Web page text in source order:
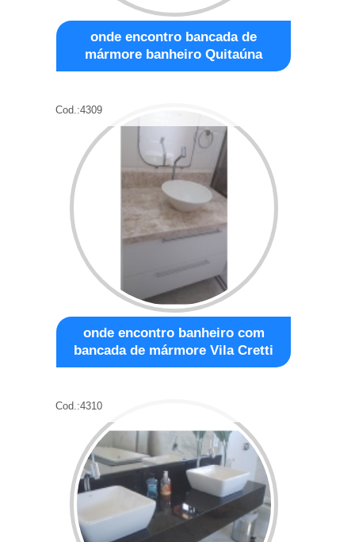
onde encontro bancada de
mármore banheiro Quitaúna
Cod.:4309
onde encontro banheiro com
bancada de mármore Vila Cretti
Cod.:4310